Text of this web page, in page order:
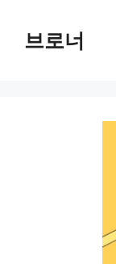
브로너